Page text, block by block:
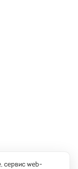
сервис web-